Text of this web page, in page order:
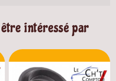
intéressé par